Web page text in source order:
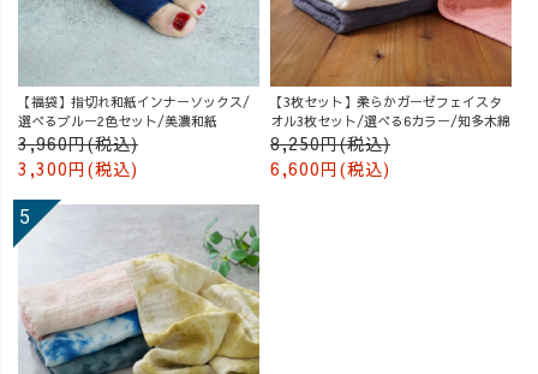
【福袋】指切れ和紙インナーソックス/
選べるブルー2色セット/美濃和紙
3,960円(税込)
3,300円(税込)
【3枚セット】柔らかガーゼフェイスタ
オル3枚セット/選べる6カラー/知多木綿
8,250円(税込)
6,600円(税込)